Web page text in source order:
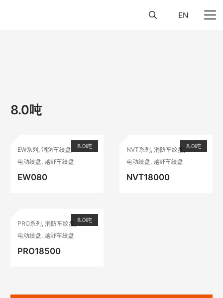
EN
8.0吨
8.0吨
EW系列, 消防车绞盘
电动绞盘, 越野车绞盘
EW080
8.0吨
NVT系列,消防车绞盘
电动绞盘, 越野车绞盘
NVT18000
8.0吨
PRO系列, 消防车绞盘
电动绞盘, 越野车绞盘
PRO18500